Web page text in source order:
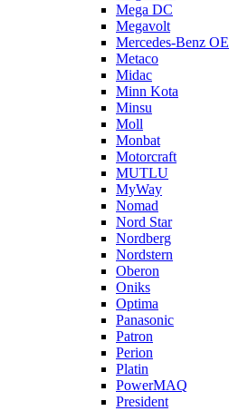
Mega DC
Megavolt
Mercedes-Benz OE
Metaco
Midac
Minn Kota
Minsu
Moll
Monbat
Motorcraft
MUTLU
MyWay
Nomad
Nord Star
Nordberg
Nordstern
Oberon
Oniks
Optima
Panasonic
Patron
Perion
Platin
PowerMAQ
President